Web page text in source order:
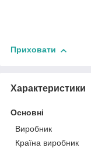
Приховати
Характеристики
Основні
Виробник
Країна виробник